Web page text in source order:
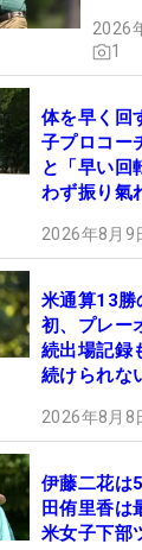
2026
1
体を早く回
子プロコー
と「早い回
わず振り氣
2026年8月9
米通算13勝
初、プレ
続出場記録
続けられな
2026年8月8
伊藤二花
田侑里香は
米女子下部